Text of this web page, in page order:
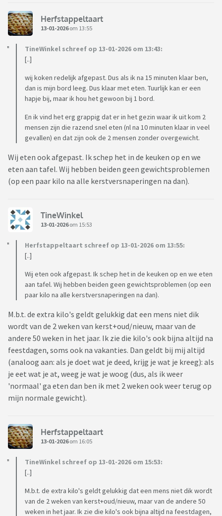
Herfstappeltaart
13-01-2026om 13:55
TineWinkel schreef op 13-01-2026 om 13:43:
[..]
wij koken redelijk afgepast. Dus als ik na 15 minuten klaar ben,
dan is mijn bord leeg. Dus klaar met eten. Tuurlijk kan er een
hapje bij, maar ik hou het gewoon bij 1 bord.
En ik vind het erg grappig dat er in het gezin waar ik uit kom 2
mensen zijn die razend snel eten (nl na 10 minuten klaar in veel
gevallen) en dat zijn ook de 2 mensen zonder overgewicht.
Wij eten ook afgepast. Ik schep het in de keuken op en we
eten aan tafel. Wij hebben beiden geen gewichtsproblemen
(op een paar kilo na alle kerstversnaperingen na dan).
TineWinkel
13-01-2026om 15:53
Herfstappeltaart schreef op 13-01-2026 om 13:55:
[..]
Wij eten ook afgepast. Ik schep het in de keuken op en we eten
aan tafel. Wij hebben beiden geen gewichtsproblemen (op een
paar kilo na alle kerstversnaperingen na dan).
M.b.t. de extra kilo's geldt gelukkig dat een mens niet dik
wordt van de 2 weken van kerst+oud/nieuw, maar van de
andere 50 weken in het jaar. Ik zie die kilo's ook bijna altijd na
feestdagen, soms ook na vakanties. Dan geldt bij mij altijd
(analoog aan: als je doet wat je deed, krijg je wat je kreeg): als
je eet wat je at, weeg je wat je woog (dus, als ik weer
'normaal' ga eten dan ben ik met 2 weken ook weer terug op
mijn normale gewicht).
Herfstappeltaart
13-01-2026om 16:05
TineWinkel schreef op 13-01-2026 om 15:53:
[..]
M.b.t. de extra kilo's geldt gelukkig dat een mens niet dik wordt
van de 2 weken van kerst+oud/nieuw, maar van de andere 50
weken in het jaar. Ik zie die kilo's ook bijna altijd na feestdagen,